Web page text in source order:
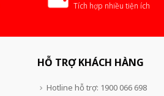
Tích hợp nhiều tiện ích
HỖ TRỢ KHÁCH HÀNG
Hotline hỗ trợ: 1900 066 698